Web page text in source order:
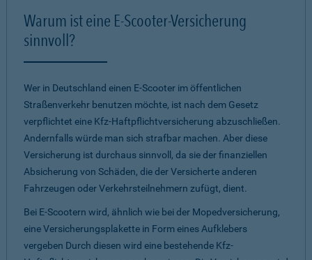
Warum ist eine E-Scooter-Versicherung
sinnvoll?
Wer in Deutschland einen E-Scooter im öffentlichen
Straßenverkehr benutzen möchte, ist nach dem Gesetz
verpflichtet eine Kfz-Haftpflichtversicherung abzuschließen.
Andernfalls würde man sich strafbar machen. Aber diese
Versicherung ist durchaus sinnvoll, da sie der finanziellen
Absicherung von Schäden, die der Versicherte anderen
Fahrzeugen oder Verkehrsteilnehmern zufügt, dient.
Bei E-Scootern wird, ähnlich wie bei der Mopedversicherung,
eine Versicherungsplakette in Form eines Aufklebers
vergeben Durch diesen wird eine bestehende Kfz-